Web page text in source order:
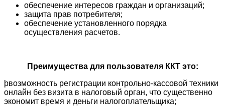
обеспечение интересов граждан и организаций;
защита прав потребителя;
обеспечение установленного порядка
осуществления расчетов.
Преимущества для пользователя ККТ это:
þвозможность регистрации контрольно-кассовой техники
онлайн без визита в налоговый орган, что существенно
экономит время и деньги налогоплательщика;